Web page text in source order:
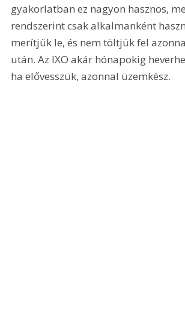
gyakorlatban ez nagyon hasznos,
rendszerint csak alkalmanként
merítjük le, és nem töltjük fel
után. Az IXO akár hónapokig
ha elővesszük, azonnal üzemkész.